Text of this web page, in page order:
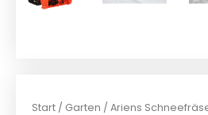
Start / Garten / Ariens Schneefräse